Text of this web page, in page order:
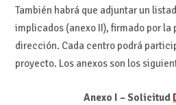
También habrá que adjuntar un
implicados (anexo II), firmado por la
dirección. Cada centro podrá
proyecto. Los anexos son los
Anexo I – Solicitud